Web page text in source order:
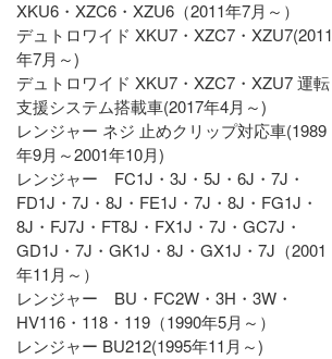
XKU6・XZC6・XZU6（2011年7月～）
デュトロワイド XKU7・XZC7・XZU7(2011
年7月～)
デュトロワイド XKU7・XZC7・XZU7 運転
支援システム搭載車(2017年4月～)
レンジャー ネジ 止めクリップ対応車(1989
年9月～2001年10月)
レンジャー FC1J・3J・5J・6J・7J・
FD1J・7J・8J・FE1J・7J・8J・FG1J・
8J・FJ7J・FT8J・FX1J・7J・GC7J・
GD1J・7J・GK1J・8J・GX1J・7J（2001
年11月～）
レンジャー BU・FC2W・3H・3W・
HV116・118・119（1990年5月～）
レンジャー BU212(1995年11月～)